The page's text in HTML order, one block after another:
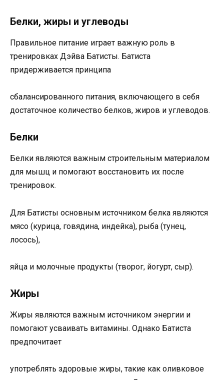
Белки, жиры и углеводы
Правильное питание играет важную роль в
тренировках Дэйва Батисты. Батиста
придерживается принципа
сбалансированного питания, включающего в себя
достаточное количество белков, жиров и углеводов.
Белки
Белки являются важным строительным материалом
для мышц и помогают восстановить их после
тренировок.
Для Батисты основным источником белка являются
мясо (курица, говядина, индейка), рыба (тунец,
лосось),
яйца и молочные продукты (творог, йогурт, сыр).
Жиры
Жиры являются важным источником энергии и
помогают усваивать витамины. Однако Батиста
предпочитает
употреблять здоровые жиры, такие как оливковое